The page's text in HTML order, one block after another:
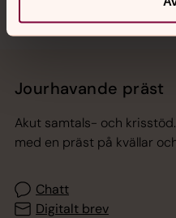
Jourhavande präst
Akut samtals- och
med en präst på kvällar
Chatt
Digitalt brev